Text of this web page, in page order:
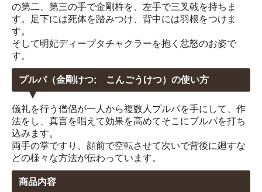
の第二、第三の手で金剛杵を、左手で三叉戟を持ちま
す。足下には死体を踏みつけ、背中には羽根をつけま
す。
そして明妃ディープタチャクラーを抱く忿怒のお姿で
す。
プルパ（金剛けつ; こんごうけつ）の使い方
儀礼を行う僧侶が一人から複数人プルパを手にして、作
法をし、真言を唱えて効果を高めてそこにプルパを打ち
込みます。
両手の掌ですり、顔前で空転させて次いで背後に廻すな
どの様々な方法が伝わっています。
商品内容